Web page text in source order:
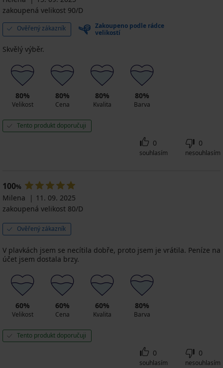
zakoupená velikost 90/D
Ověřený zákazník
Zakoupeno podle rádce
velikostí
Skvělý výběr.
80%
Velikost
80%
Cena
80%
Kvalita
80%
Barva
Tento produkt doporučuji
0
souhlasím
0
nesouhlasím
100%
Milena
11. 09. 2025
zakoupená velikost 80/D
Ověřený zákazník
V plavkách jsem se necítila dobře, proto jsem je vrátila. Peníze na
účet jsem dostala brzy.
60%
Velikost
60%
Cena
60%
Kvalita
80%
Barva
Tento produkt doporučuji
0
souhlasím
0
nesouhlasím